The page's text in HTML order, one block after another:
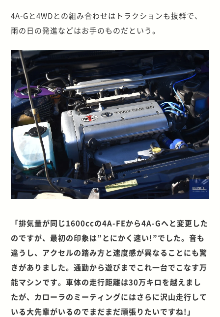
4A-Gと4WDとの組み合わせはトラクションも抜群で、
雨の日の発進などはお手のものだという。
「排気量が同じ1600ccの4A-FEから4A-Gへと変更した
のですが、最初の印象は”とにかく速い!”でした。音も
違うし、アクセルの踏み方と速度感が異なることにも驚
きがありました。通勤から遊びまでこれ一台でこなす万
能マシンです。車体の走行距離は30万キロを越えまし
たが、カローラのミーティングにはさらに沢山走行して
いる大先輩がいるのでまだまだ頑張りたいですね!」